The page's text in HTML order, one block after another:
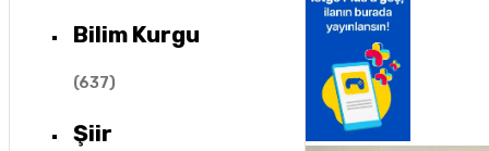
Bilim Kurgu
(637)
Şiir